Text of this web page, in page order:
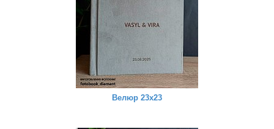
Велюр 23х23